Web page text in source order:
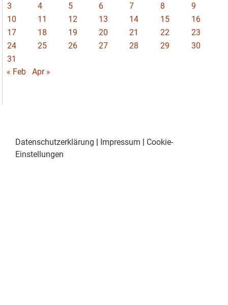
3
4 5 6 7 8
9
10
11 12 13 14 15
16
17
18 19 20 21 22
23
24
25 26 27 28 29
30
31
« Feb
Apr »
Datenschutzerklärung | Impressum | Cookie-
Einstellungen